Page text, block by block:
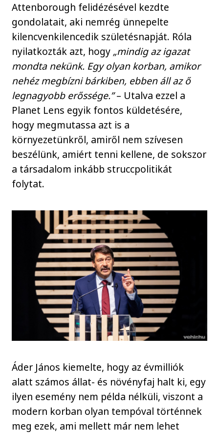
Attenborough felidézésével kezdte
gondolatait, aki nemrég ünnepelte
kilencvenkilencedik születésnapját. Róla
nyilatkozták azt, hogy„mindig az igazat
mondta nekünk. Egy olyan korban, amikor
nehéz megbízni bárkiben, ebben áll az ő
legnagyobb erőssége.”– Utalva ezzel a
Planet Lens egyik fontos küldetésére,
hogy megmutassa azt is a
környezetünkről, amiről nem szívesen
beszélünk, amiért tenni kellene, de sokszor
a társadalom inkább struccpolitikát
folytat.
Áder János kiemelte, hogy az évmilliók
alatt számos állat- és növényfaj halt ki, egy
ilyen esemény nem példa nélküli, viszont a
modern korban olyan tempóval történnek
meg ezek, ami mellett már nem lehet